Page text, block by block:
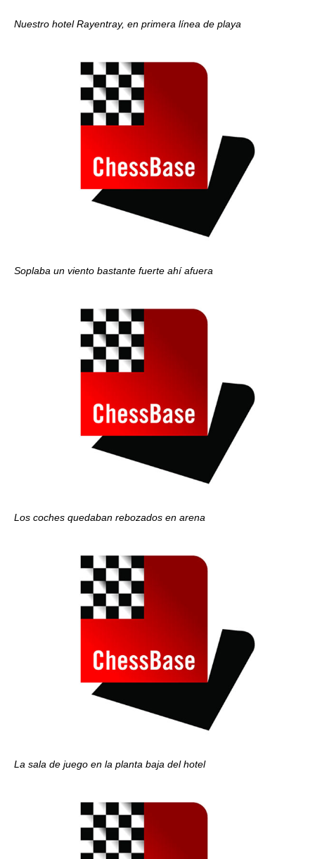
Nuestro hotel Rayentray, en primera línea de playa
Soplaba un viento bastante fuerte ahí afuera
Los coches quedaban rebozados en arena
La sala de juego en la planta baja del hotel